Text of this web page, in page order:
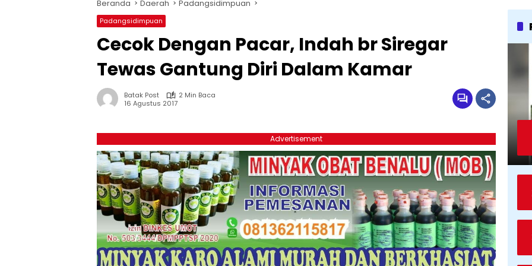
Beranda Daerah Padangsidimpuan
Padangsidimpuan
Cecok Dengan Pacar, Indah br Siregar
Tewas Gantung Diri Dalam Kamar
Batak Post
2 Min Baca
16 Agustus 2017
Advertisement